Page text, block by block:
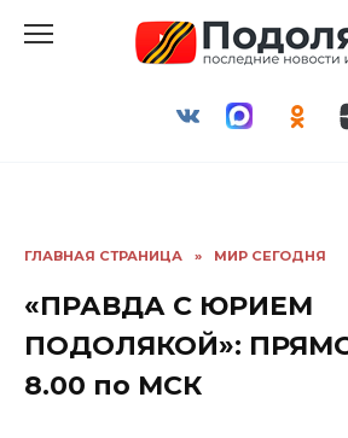
ГЛАВНАЯ СТРАНИЦА » МИР СЕГОДНЯ
«ПРАВДА С ЮРИЕМ
ПОДОЛЯКОЙ»:
8.00 по МСК